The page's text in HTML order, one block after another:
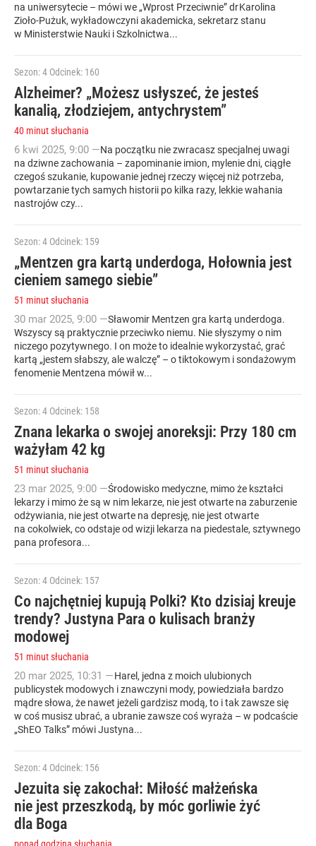
na uniwersytecie – mówi we „Wprost Przeciwnie” dr Karolina
Zioło-Pużuk, wykładowczyni akademicka, sekretarz stanu
w Ministerstwie Nauki i Szkolnictwa...
Sezon: 4 Odcinek: 160
Alzheimer? „Możesz usłyszeć, że jesteś
kanalią, złodziejem, antychrystem”
40 minut słuchania
6 kwi 2025, 9:00 —Na początku nie zwracasz specjalnej uwagi
na dziwne zachowania – zapominanie imion, mylenie dni, ciągłe
czegoś szukanie, kupowanie jednej rzeczy więcej niż potrzeba,
powtarzanie tych samych historii po kilka razy, lekkie wahania
nastrojów czy...
Sezon: 4 Odcinek: 159
„Mentzen gra kartą underdoga, Hołownia jest
cieniem samego siebie”
51 minut słuchania
30 mar 2025, 9:00 —Sławomir Mentzen gra kartą underdoga.
Wszyscy są praktycznie przeciwko niemu. Nie słyszymy o nim
niczego pozytywnego. I on może to idealnie wykorzystać, grać
kartą „jestem słabszy, ale walczę” – o tiktokowym i sondażowym
fenomenie Mentzena mówił w...
Sezon: 4 Odcinek: 158
Znana lekarka o swojej anoreksji: Przy 180 cm
ważyłam 42 kg
51 minut słuchania
23 mar 2025, 9:00 —Środowisko medyczne, mimo że kształci
lekarzy i mimo że są w nim lekarze, nie jest otwarte na zaburzenie
odżywiania, nie jest otwarte na depresję, nie jest otwarte
na cokolwiek, co odstaje od wizji lekarza na piedestale, sztywnego
pana profesora...
Sezon: 4 Odcinek: 157
Co najchętniej kupują Polki? Kto dzisiaj kreuje
trendy? Justyna Para o kulisach branży
modowej
51 minut słuchania
20 mar 2025, 10:31 —Harel, jedna z moich ulubionych
publicystek modowych i znawczyni mody, powiedziała bardzo
mądre słowa, że nawet jeżeli gardzisz modą, to i tak zawsze się
w coś musisz ubrać, a ubranie zawsze coś wyraża – w podcaście
„ShEO Talks” mówi Justyna...
Sezon: 4 Odcinek: 156
Jezuita się zakochał: Miłość małżeńska
nie jest przeszkodą, by móc gorliwie żyć
dla Boga